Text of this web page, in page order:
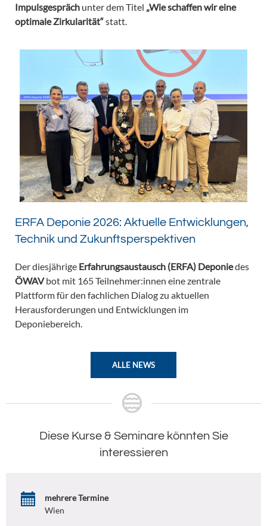
Impulsgespräch unter dem Titel „Wie schaffen wir eine
optimale Zirkularität“statt.
ERFA Deponie 2026: Aktuelle Entwicklungen,
Technik und Zukunftsperspektiven
Der diesjährige Erfahrungsaustausch (ERFA) Deponiedes
ÖWAVbot mit 165 Teilnehmer:innen eine zentrale
Plattform für den fachlichen Dialog zu aktuellen
Herausforderungen und Entwicklungen im
Deponiebereich.
ALLE NEWS
Diese Kurse & Seminare könnten Sie
interessieren
mehrere Termine
Wien